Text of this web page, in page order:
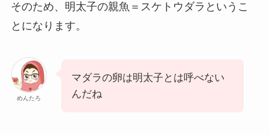
そのため、 明太子の親魚＝スケトウダラ というこ
とになります。
めんたろ
マダラの卵は明太子とは呼べない
んだね